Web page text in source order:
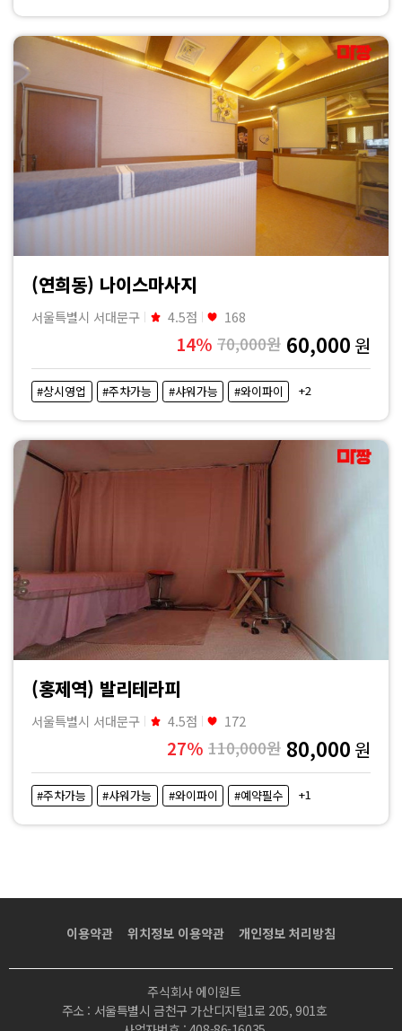
(연희동) 나이스마사지
서울특별시 서대문구 4.5점 168
14% 70,000원 60,000 원
#상시영업 #주차가능 #샤워가능 #와이파이 +2
(홍제역) 발리테라피
서울특별시 서대문구 4.5점 172
27% 110,000원 80,000 원
#주차가능 #샤워가능 #와이파이 #예약필수 +1
이용약관 위치정보 이용약관 개인정보 처리방침
주식회사 에이원트
주소 : 서울특별시 금천구 가산디지털1로 205, 901호